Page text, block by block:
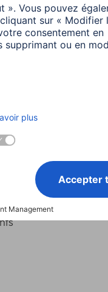
Déclarations